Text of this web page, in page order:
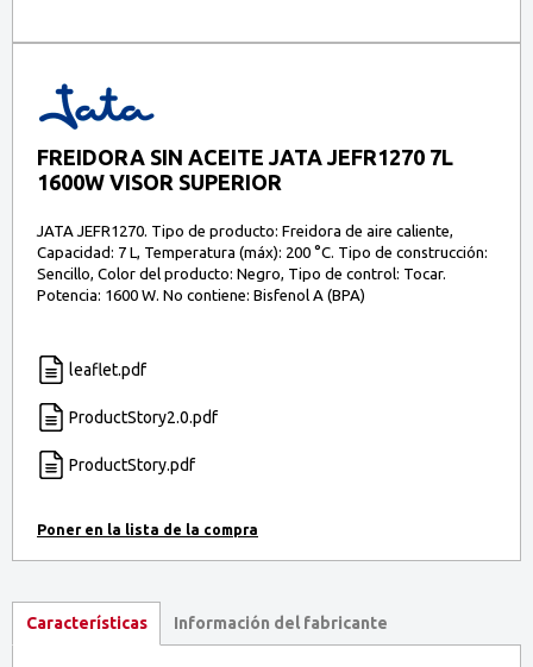
FREIDORA SIN ACEITE JATA JEFR1270 7L
1600W VISOR SUPERIOR
JATA JEFR1270. Tipo de producto: Freidora de aire caliente,
Capacidad: 7 L, Temperatura (máx): 200 °C. Tipo de construcción:
Sencillo, Color del producto: Negro, Tipo de control: Tocar.
Potencia: 1600 W. No contiene: Bisfenol A (BPA)
leaflet.pdf
ProductStory2.0.pdf
ProductStory.pdf
Características Información del fabricante